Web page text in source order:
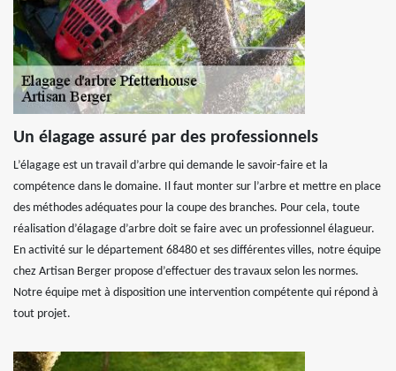
Un élagage assuré par des professionnels
L’élagage est un travail d’arbre qui demande le savoir-faire et la
compétence dans le domaine. Il faut monter sur l’arbre et mettre en place
des méthodes adéquates pour la coupe des branches. Pour cela, toute
réalisation d’élagage d’arbre doit se faire avec un professionnel élagueur.
En activité sur le département 68480 et ses différentes villes, notre équipe
chez Artisan Berger propose d’effectuer des travaux selon les normes.
Notre équipe met à disposition une intervention compétente qui répond à
tout projet.